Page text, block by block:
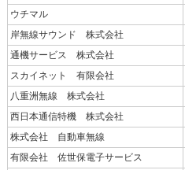
ウチマル
岸無線サウンド 株式会社
通機サービス 株式会社
スカイネット 有限会社
八重洲無線 株式会社
西日本通信特機 株式会社
株式会社 自動車無線
有限会社 佐世保電子サービス